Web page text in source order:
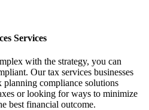
Services
with the strategy, you can
Our tax services businesses
compliance solutions
or looking for ways to minimize
best financial outcome.